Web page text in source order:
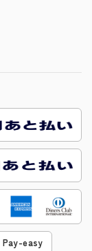
Pay-easy